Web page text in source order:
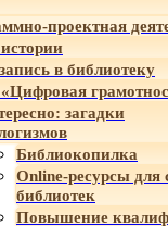
проектная
в библиотеку
загадки
Библиокопилка
Online-ресурсы для
библиотек
Повышение